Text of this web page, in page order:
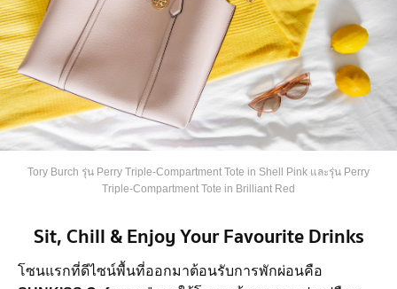
Tory Burch รุ่น Perry Triple-Compartment Tote in Shell Pink และรุ่น Perry
Triple-Compartment Tote in Brilliant Red
Sit, Chill & Enjoy Your Favourite Drinks
โซนแรกที่ดีไซน์พื้นที่ออกมาต้อนรับการพักผ่อนคือ